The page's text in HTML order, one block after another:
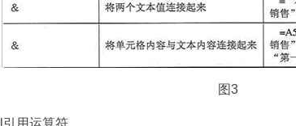
图3
用运算符